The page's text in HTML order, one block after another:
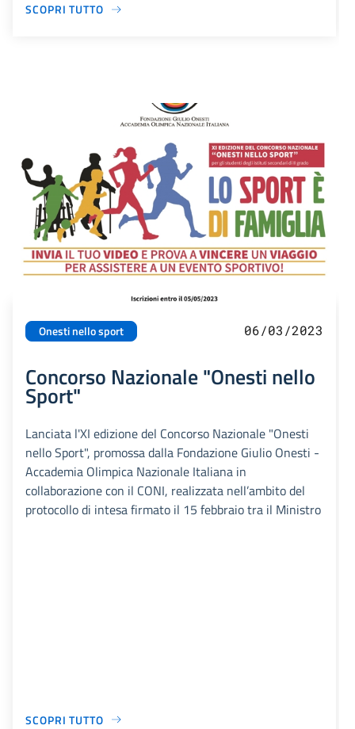
SCOPRI TUTTO
Onesti nello sport 06/03/2023
Concorso Nazionale "Onesti nello
Sport"
Lanciata l'XI edizione del Concorso Nazionale "Onesti
nello Sport", promossa dalla Fondazione Giulio Onesti -
Accademia Olimpica Nazionale Italiana in
collaborazione con il CONI, realizzata nell’ambito del
protocollo di intesa firmato il 15 febbraio tra il Ministro
SCOPRI TUTTO